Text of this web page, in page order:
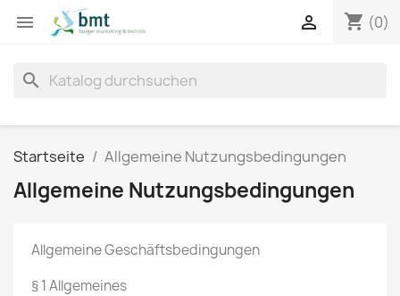
 shopping_cart (0)

search
Startseite Allgemeine Nutzungsbedingungen
Allgemeine Nutzungsbedingungen
Allgemeine Geschäftsbedingungen
§ 1 Allgemeines